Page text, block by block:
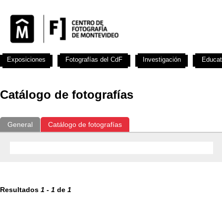
Catálogo de fotografías
General Catálogo de fotografías
Resultados 1 - 1 de 1
Exposiciones Fotografías del CdF Investigación